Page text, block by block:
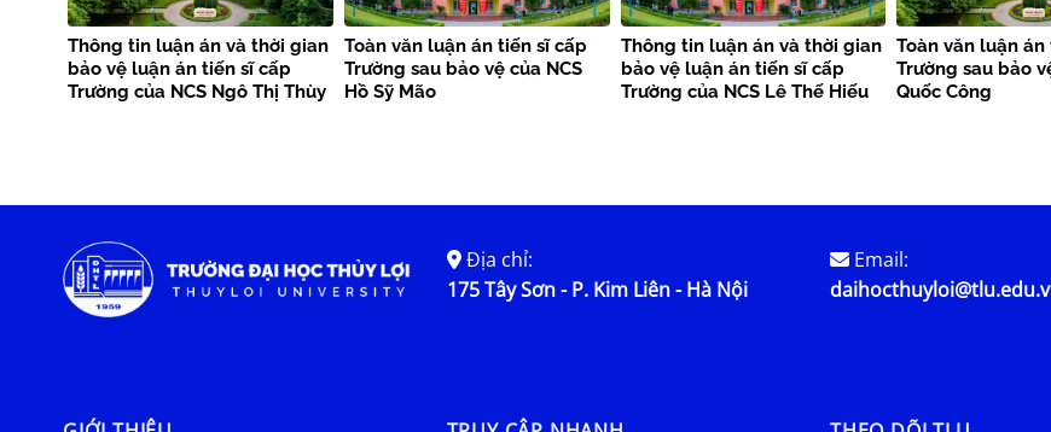
Thông tin luận án và thời gian
bảo vệ luận án tiến sĩ cấp
Trường của NCS Ngô Thị Thùy
Toàn văn luận án tiến sĩ cấp
Trường sau bảo vệ của NCS
Hồ Sỹ Mão
Thông tin luận án và thời gian
bảo vệ luận án tiến sĩ cấp
Trường của NCS Lê Thế Hiếu
Toàn văn luận
Trường sau bảo
Quốc Công
Địa chỉ:
175 Tây Sơn - P. Kim Liên - Hà Nội
Email: